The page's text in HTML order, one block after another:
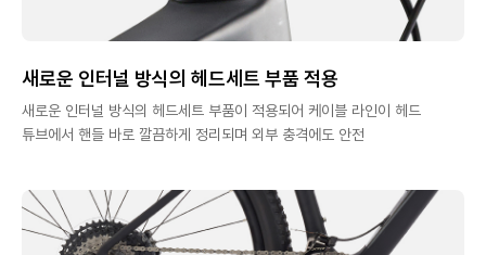
새로운 인터널 방식의 헤드세트 부품 적용
새로운 인터널 방식의 헤드세트 부품이 적용되어 케이블 라인이 헤드
튜브에서 핸들 바로 깔끔하게 정리되며 외부 충격에도 안전